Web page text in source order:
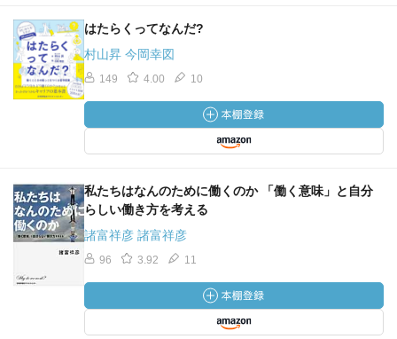
はたらくってなんだ?
村山昇 今岡幸図
149 4.00 10
私たちはなんのために働くのか 「働く意味」と自分
らしい働き方を考える
諸富祥彦 諸富祥彦
96 3.92 11